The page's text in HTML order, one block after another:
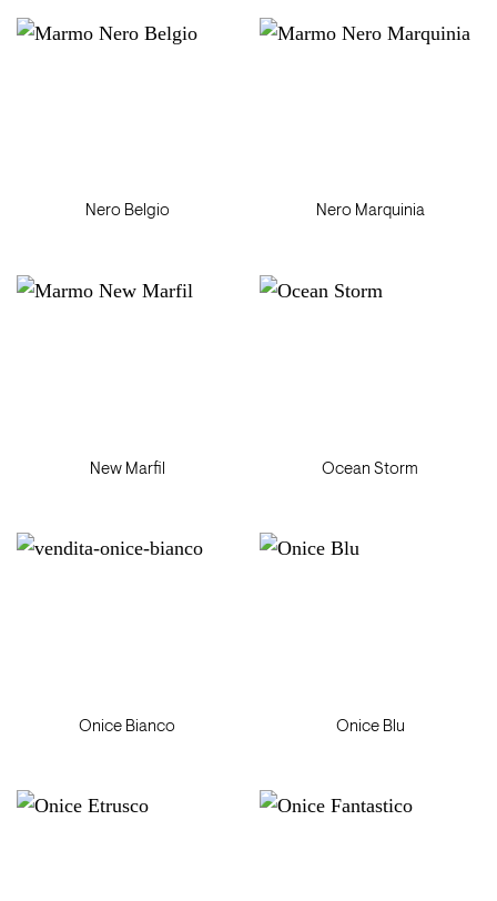
Nero Belgio Nero Marquinia
New Marfil Ocean Storm
Onice Bianco Onice Blu